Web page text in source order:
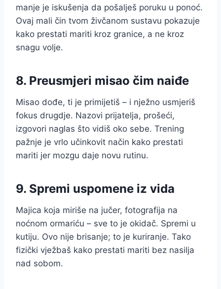
manje je iskušenja da pošalješ poruku u ponoć.
Ovaj mali čin tvom živčanom sustavu pokazuje
kako prestati mariti kroz granice, a ne kroz
snagu volje.
8. Preusmjeri misao čim naiđe
Misao dođe, ti je primijetiš – i nježno usmjeriš
fokus drugdje. Nazovi prijatelja, prošeći,
izgovori naglas što vidiš oko sebe. Trening
pažnje je vrlo učinkovit način kako prestati
mariti jer mozgu daje novu rutinu.
9. Spremi uspomene iz vida
Majica koja miriše na jučer, fotografija na
noćnom ormariću – sve to je okidač. Spremi u
kutiju. Ovo nije brisanje; to je kuriranje. Tako
fizički vježbaš kako prestati mariti bez nasilja
nad sobom.